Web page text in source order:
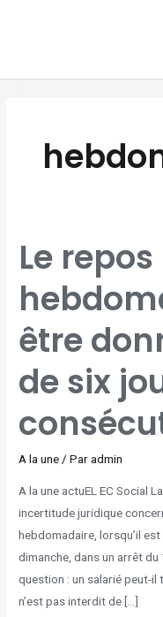
Le repos
être
de six
A la une/ Paradmin
A la une actuEL EC Social
incertitude juridique
hebdomadaire, lorsqu’il
dimanche, dans un arrêt
question : un salarié peut-
n’est pas interdit de […]
REPOS
HEBDOMADAIRE
DOIT-
ÊTRE
DONNÉ
AU
TERME
SIX
JOURS
DE
TRAVAIL
?